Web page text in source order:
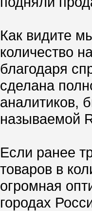
Как видите
количество
благодаря
сделана
аналитиков,
называемой
Если ранее
товаров в
огромная
городах